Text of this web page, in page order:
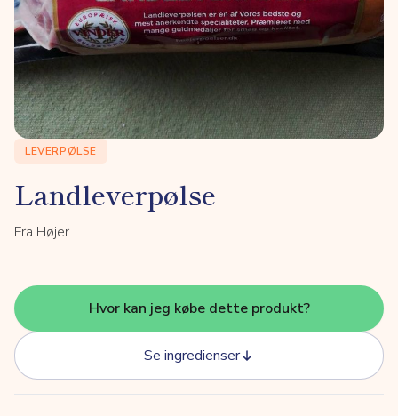
LEVERPØLSE
Landleverpølse
Fra Højer
Hvor kan jeg købe dette produkt?
Se ingredienser